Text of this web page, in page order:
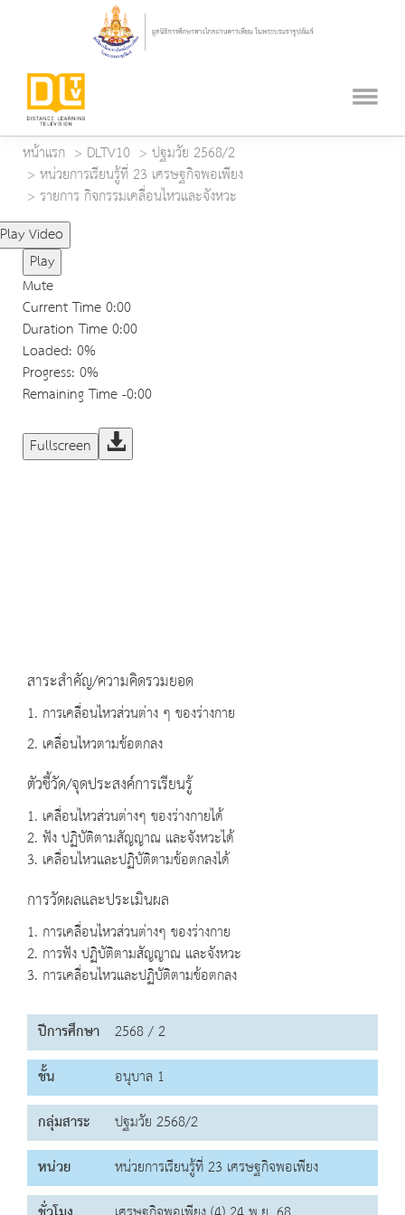
หน้าแรก DLTV10
ปฐมวัย 2568/2
หน่วยการเรียนรู้ที่ 23 เศรษฐกิจพอเพียง
รายการ กิจกรรมเคลื่อนไหวและจังหวะ
Play Video
Play
Mute
Current Time0:00
Duration Time0:00
Loaded: 0%
Progress: 0%
Remaining Time-0:00
Fullscreen
สาระสำคัญ/ความคิดรวมยอด
1. การเคลื่อนไหวส่วนต่าง ๆ ของร่างกาย
2. เคลื่อนไหวตามข้อตกลง
ตัวชี้วัด/จุดประสงค์การเรียนรู้
1. เคลื่อนไหวส่วนต่างๆ ของร่างกายได้
2. ฟัง ปฏิบัติตามสัญญาณ และจังหวะได้
3. เคลื่อนไหวและปฏิบัติตามข้อตกลงได้
การวัดผลและประเมินผล
1. การเคลื่อนไหวส่วนต่างๆ ของร่างกาย
2. การฟัง ปฏิบัติตามสัญญาณ และจังหวะ
3. การเคลื่อนไหวและปฏิบัติตามข้อตกลง
ปีการศึกษา 2568 / 2
ชั้น
อนุบาล 1
กลุ่มสาระ
ปฐมวัย 2568/2
หน่วย
หน่วยการเรียนรู้ที่ 23 เศรษฐกิจพอเพียง